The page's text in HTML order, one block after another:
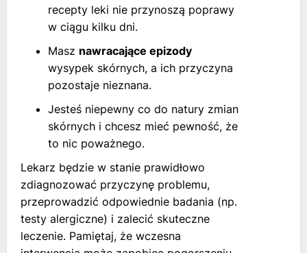
recepty leki nie przynoszą poprawy
w ciągu kilku dni.
Masz nawracające epizody
wysypek skórnych, a ich przyczyna
pozostaje nieznana.
Jesteś niepewny co do natury zmian
skórnych i chcesz mieć pewność, że
to nic poważnego.
Lekarz będzie w stanie prawidłowo
zdiagnozować przyczynę problemu,
przeprowadzić odpowiednie badania (np.
testy alergiczne) i zalecić skuteczne
leczenie. Pamiętaj, że wczesna